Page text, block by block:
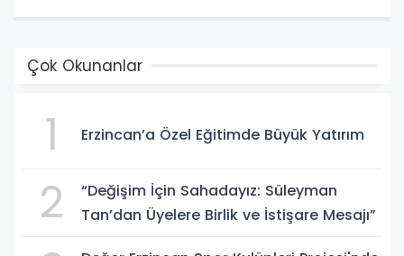
Çok Okunanlar
1 Erzincan’a Özel Eğitimde Büyük Yatırım
2
“Değişim İçin Sahadayız: Süleyman
Tan’dan Üyelere Birlik ve İstişare Mesajı”